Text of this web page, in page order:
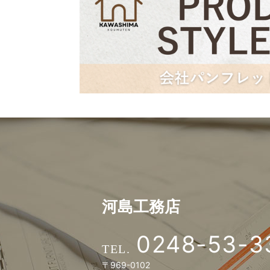
河島工務店
0248-53-
〒969-0102